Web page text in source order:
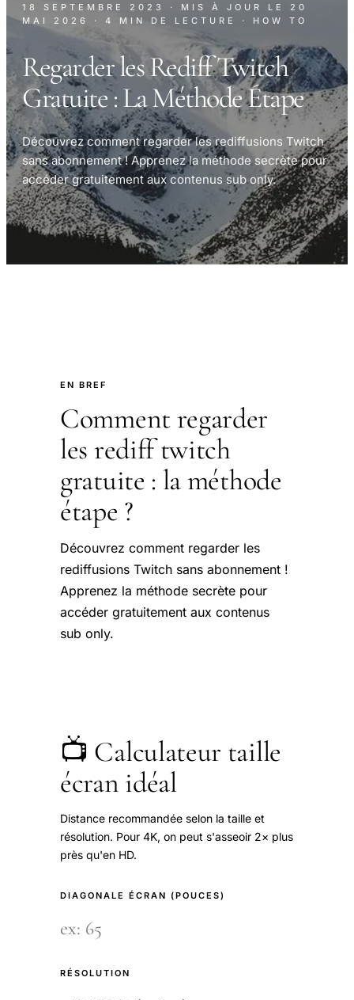
18 SEPTEMBRE 2023 · MIS À JOUR LE 20
MAI 2026
· 4 MIN DE LECTURE · HOW TO
Regarder les Rediff Twitch
Gratuite : La Méthode Étape
Découvrez comment regarder les rediffusions Twitch
sans abonnement ! Apprenez la méthode secrète pour
accéder gratuitement aux contenus sub only.
EN BREF
Comment regarder
les rediff twitch
gratuite : la méthode
étape ?
Découvrez comment regarder les
rediffusions Twitch sans abonnement !
Apprenez la méthode secrète pour
accéder gratuitement aux contenus
sub only.
📺 Calculateur taille
écran idéal
Distance recommandée selon la taille et
résolution. Pour 4K, on peut s'asseoir 2× plus
près qu'en HD.
DIAGONALE ÉCRAN (POUCES)
RÉSOLUTION